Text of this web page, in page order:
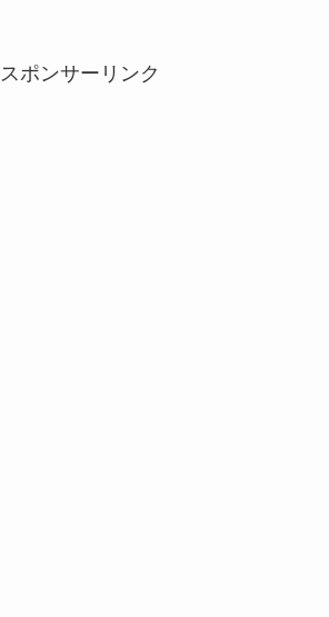
スポンサーリンク